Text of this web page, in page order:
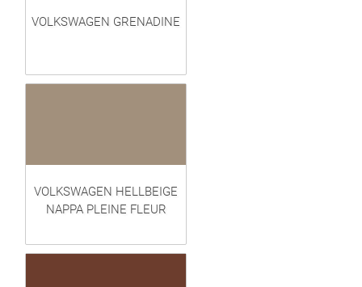
VOLKSWAGEN GRENADINE
VOLKSWAGEN HELLBEIGE
NAPPA PLEINE FLEUR